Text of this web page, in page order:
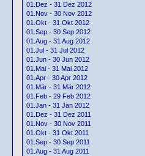
01.Dez - 31 Dez 2012
01.Nov - 30 Nov 2012
01.Okt - 31 Okt 2012
01.Sep - 30 Sep 2012
01.Aug - 31 Aug 2012
01.Jul - 31 Jul 2012
01.Jun - 30 Jun 2012
01.Mai - 31 Mai 2012
01.Apr - 30 Apr 2012
01.Mär - 31 Mär 2012
01.Feb - 29 Feb 2012
01.Jan - 31 Jan 2012
01.Dez - 31 Dez 2011
01.Nov - 30 Nov 2011
01.Okt - 31 Okt 2011
01.Sep - 30 Sep 2011
01.Aug - 31 Aug 2011